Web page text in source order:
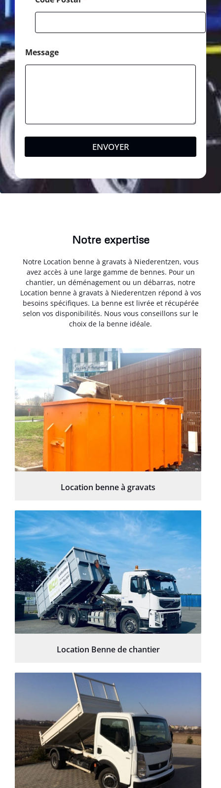
Message
ENVOYER
Notre expertise
Notre Location benne à gravats à Niederentzen, vous
avez accès à une large gamme de bennes. Pour un
chantier, un déménagement ou un débarras, notre
Location benne à gravats à Niederentzen répond à vos
besoins spécifiques. La benne est livrée et récupérée
selon vos disponibilités. Nous vous conseillons sur le
choix de la benne idéale.
Location benne à gravats
Location Benne de chantier